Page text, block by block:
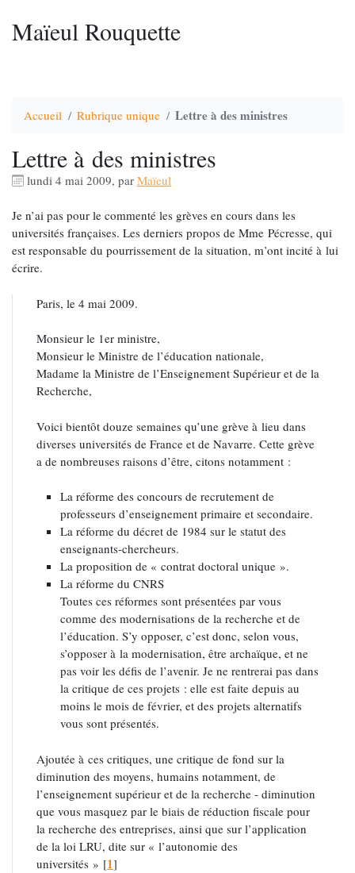
Maïeul Rouquette
Accueil Rubrique unique Lettre à des ministres
Lettre à des ministres
lundi 4 mai 2009, par Maïeul
Je n’ai pas pour le commenté les grèves en cours dans les
universités françaises. Les derniers propos de Mme Pécresse, qui
est responsable du pourrissement de la situation, m’ont incité à lui
écrire.
Paris, le 4 mai 2009.
Monsieur le 1er ministre,
Monsieur le Ministre de l’éducation nationale,
Madame la Ministre de l’Enseignement Supérieur et de la
Recherche,
Voici bientôt douze semaines qu’une grève à lieu dans
diverses universités de France et de Navarre. Cette grève
a de nombreuses raisons d’être, citons notamment :
La réforme des concours de recrutement de
professeurs d’enseignement primaire et secondaire.
La réforme du décret de 1984 sur le statut des
enseignants-chercheurs.
La proposition de « contrat doctoral unique ».
La réforme du CNRS
Toutes ces réformes sont présentées par vous
comme des modernisations de la recherche et de
l’éducation. S’y opposer, c’est donc, selon vous,
s’opposer à la modernisation, être archaïque, et ne
pas voir les défis de l’avenir. Je ne rentrerai pas dans
la critique de ces projets : elle est faite depuis au
moins le mois de février, et des projets alternatifs
vous sont présentés.
Ajoutée à ces critiques, une critique de fond sur la
diminution des moyens, humains notamment, de
l’enseignement supérieur et de la recherche - diminution
que vous masquez par le biais de réduction fiscale pour
la recherche des entreprises, ainsi que sur l’application
de la loi LRU, dite sur « l’autonomie des
universités » [1]